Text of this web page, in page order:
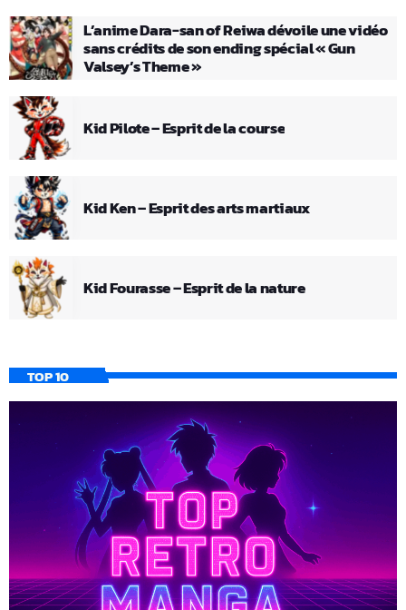
L’anime Dara-san of Reiwa dévoile une vidéo
sans crédits de son ending spécial « Gun
Valsey’s Theme »
Kid Pilote – Esprit de la course
Kid Ken – Esprit des arts martiaux
Kid Fourasse – Esprit de la nature
TOP 10